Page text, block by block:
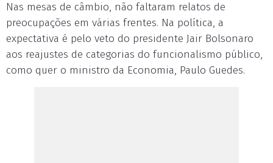
Nas mesas de câmbio, não faltaram relatos de
preocupações em várias frentes. Na política, a
expectativa é pelo veto do presidente Jair Bolsonaro
aos reajustes de categorias do funcionalismo público,
como quer o ministro da Economia, Paulo Guedes.